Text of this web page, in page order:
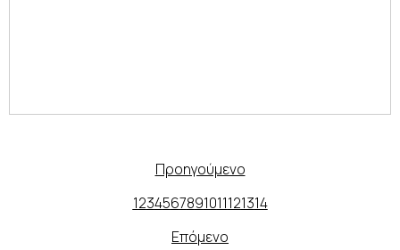
Προηγούμενο
1234567891011121314
Επόμενο